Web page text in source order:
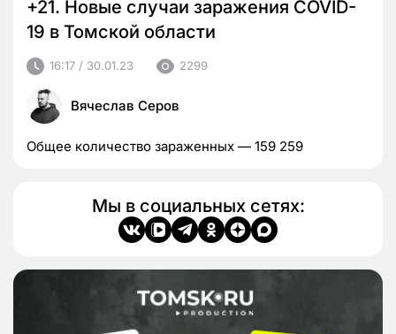
+21. Новые случаи заражения COVID-
19 в Томской области
16:17 / 30.01.23 2299
Вячеслав Серов
Общее количество зараженных — 159 259
Мы в социальных сетях: